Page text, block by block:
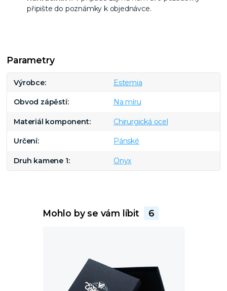
připište do poznámky k objednávce.
Parametry
Výrobce Estemia
Obvod zápěstí Na míru
Materiál komponent Chirurgická ocel
Určení Pánské
Druh kamene 1 Onyx
Mohlo by se vám líbit 6